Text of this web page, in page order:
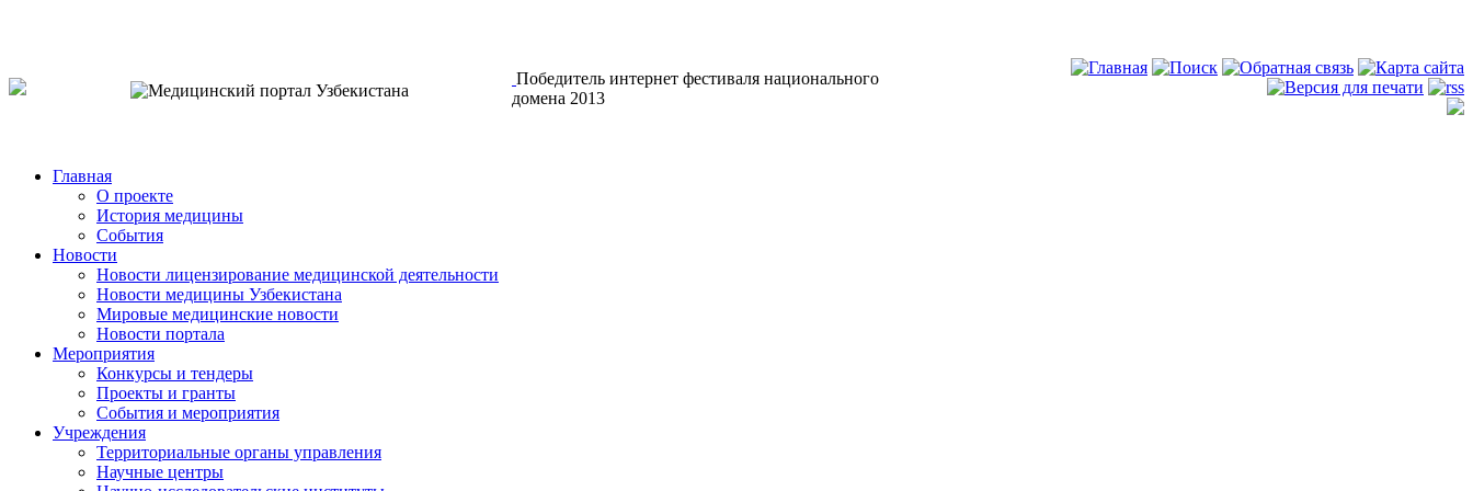
Победитель интернет фестиваля национального
домена 2013
Главная
О проекте
История медицины
События
Новости
Новости лицензирование медицинской деятельности
Новости медицины Узбекистана
Мировые медицинские новости
Новости портала
Мероприятия
Конкурсы и тендеры
Проекты и гранты
События и мероприятия
Учреждения
Территориальные органы управления
Научные центры